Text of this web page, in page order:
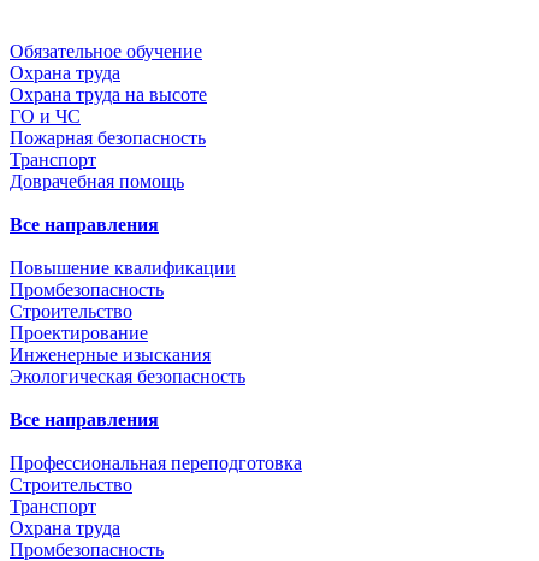
Обязательное обучение
Охрана труда
Охрана труда на высоте
ГО и ЧС
Пожарная безопасность
Транспорт
Доврачебная помощь
Все направления
Повышение квалификации
Промбезопасность
Строительство
Проектирование
Инженерные изыскания
Экологическая безопасность
Все направления
Профессиональная переподготовка
Строительство
Транспорт
Охрана труда
Промбезопасность